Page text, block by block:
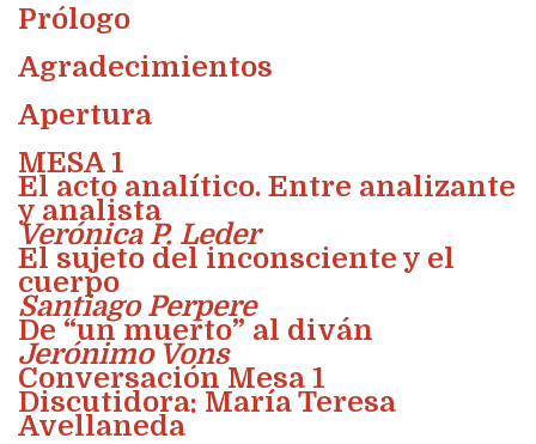
Prólogo
Agradecimientos
Apertura
MESA 1
El acto analítico. Entre analizante
y analista
Verónica P. Leder
El sujeto del inconsciente y el
cuerpo
Santiago Perpere
De “un muerto” al diván
Jerónimo Vons
Conversación Mesa 1
Discutidora: María Teresa
Avellaneda